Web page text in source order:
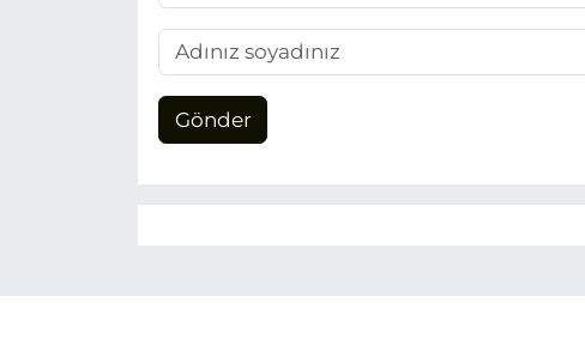
Gönder